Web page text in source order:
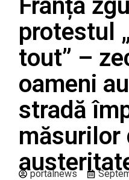
Franța
protestul
tout” –
oameni
stradă
măsurilor
portalnews